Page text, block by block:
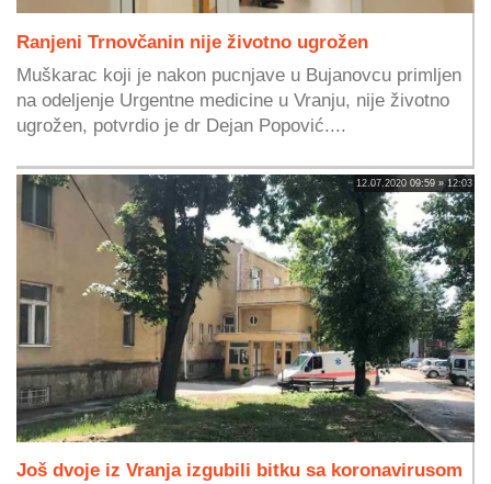
Ranjeni Trnovčanin nije životno ugrožen
Muškarac koji je nakon pucnjave u Bujanovcu primljen
na odeljenje Urgentne medicine u Vranju, nije životno
ugrožen, potvrdio je dr Dejan Popović....
12.07.2020 09:59 » 12:03
Još dvoje iz Vranja izgubili bitku sa koronavirusom